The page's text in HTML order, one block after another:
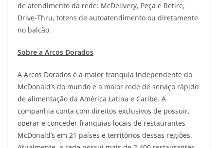
de atendimento da rede: McDelivery, Peça e Retire,
Drive-Thru, totens de autoatendimento ou diretamente
no balcão.
Sobre a Arcos Dorados
A Arcos Dorados é a maior franquia independente do
McDonald’s do mundo e a maior rede de serviço rápido
de alimentação da América Latina e Caribe. A
companhia conta com direitos exclusivos de possuir,
operar e conceder franquias locais de restaurantes
McDonald’s em 21 países e territórios dessas regiões.